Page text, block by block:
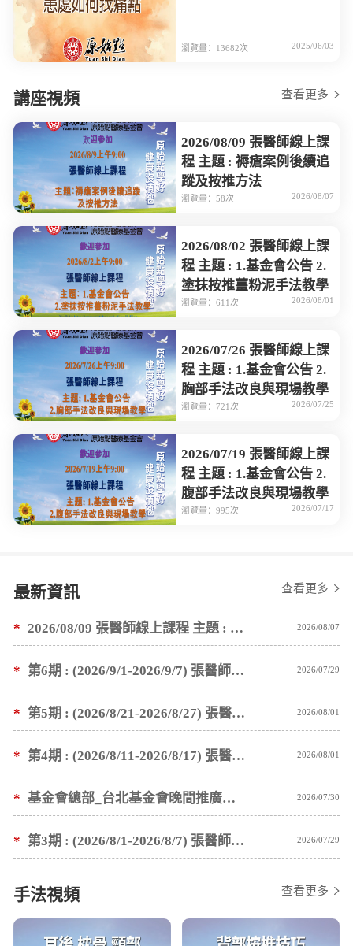
瀏覽量：13682次 2025/06/03
講座視頻 查看更多
2026/08/09 張醫師線上課
程 主題 : 褥瘡案例後續追
蹤及按推方法
瀏覽量：58次 2026/08/07
2026/08/02 張醫師線上課
程 主題 : 1.基金會公告 2.
塗抹按推薑粉泥手法教學
瀏覽量：611次 2026/08/01
2026/07/26 張醫師線上課
程 主題 : 1.基金會公告 2.
胸部手法改良與現場教學
瀏覽量：721次 2026/07/25
2026/07/19 張醫師線上課
程 主題 : 1.基金會公告 2.
腹部手法改良與現場教學
瀏覽量：995次 2026/07/17
最新資訊 查看更多
* 2026/08/09 張醫師線上課程 主題 : 褥瘡案例後續追蹤 及按推方法 2026/08/07
* 第6期 : (2026/9/1-2026/9/7) 張醫師親自培訓手法 廣州基礎班7 天錄取名單公告 2026/07/29
* 第5期 : (2026/8/21-2026/8/27) 張醫師親自培訓手法 廣州基礎班7 天錄取名單公告 2026/08/01
* 第4期 : (2026/8/11-2026/8/17) 張醫師親自培訓手法 廣州基礎班7 天錄取名單公告 2026/08/01
* 基金會總部_台北基金會晚間推廣暫停服務公告 2026/07/30
* 第3期 : (2026/8/1-2026/8/7) 張醫師親自培訓手法 廣州基礎班7 天錄取名單公告 2026/07/29
手法視頻 查看更多